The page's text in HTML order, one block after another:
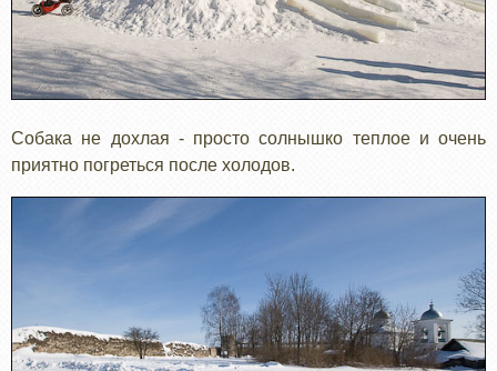
Собака не дохлая - просто солнышко теплое и очень
приятно погреться после холодов.